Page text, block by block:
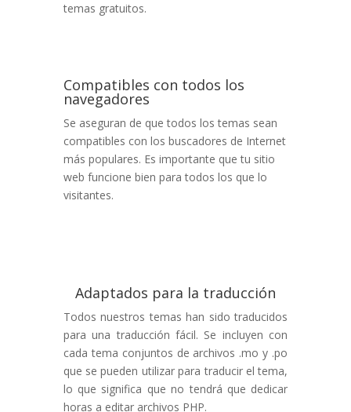
temas gratuitos.
Compatibles con todos los
navegadores
Se aseguran de que todos los temas sean
compatibles con los buscadores de Internet
más populares. Es importante que tu sitio
web funcione bien para todos los que lo
visitantes.
Adaptados para la traducción
Todos nuestros temas han sido traducidos
para una traducción fácil. Se incluyen con
cada tema conjuntos de archivos .mo y .po
que se pueden utilizar para traducir el tema,
lo que significa que no tendrá que dedicar
horas a editar archivos PHP.